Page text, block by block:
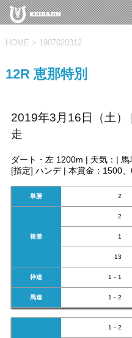
HOME > 1907020312
12R 恵那特別
2019年3月16日（土
走
ダート・左 1200m | 天気：|
[指定] ハンデ | 本賞金：1500
単勝 2
複勝
2
1
13
枠連 1－1
馬連 1－2
1－2